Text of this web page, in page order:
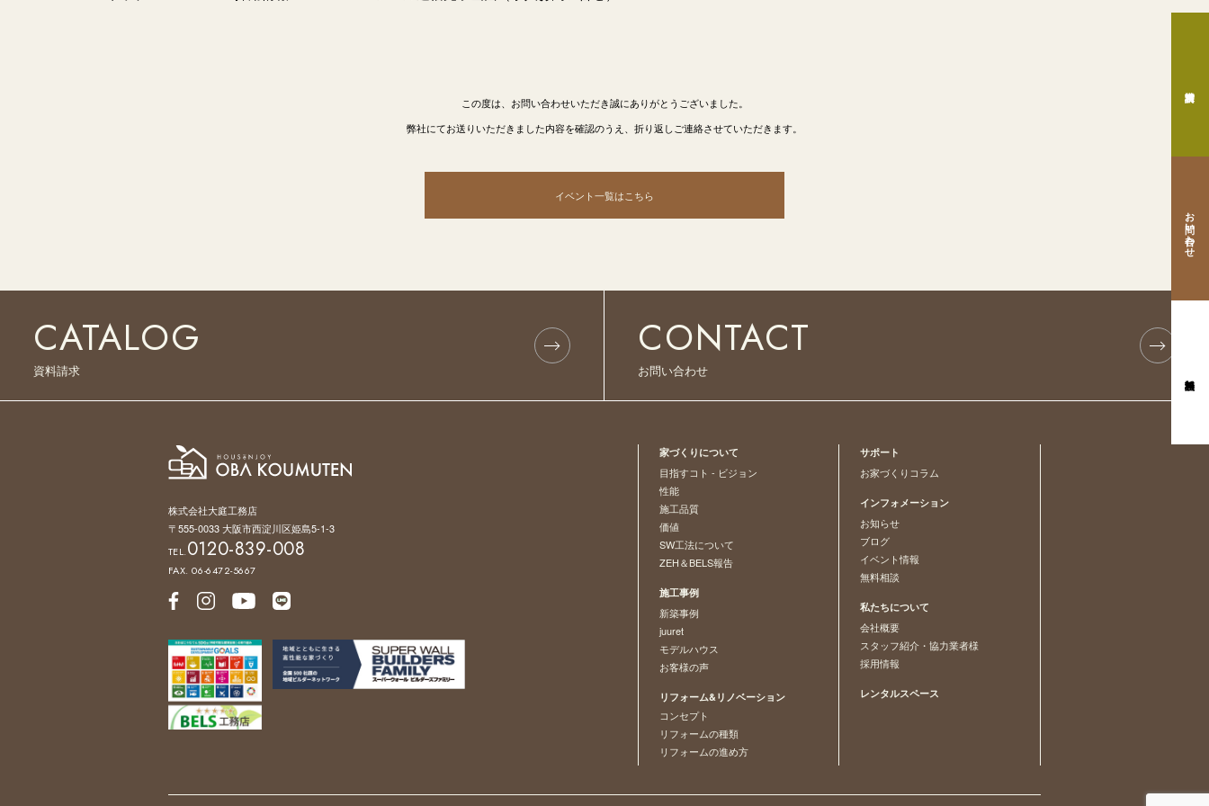
この度は、お問い合わせいただき誠にありがとうございました。
弊社にてお送りいただきました内容を確認のうえ、折り返しご連絡させていただきます。
イベント一覧はこちら
CATALOG
資料請求
CONTACT
お問い合わせ
株式会社大庭工務店
〒555-0033 大阪市西淀川区姫島5-1-3
TEL.0120-839-008
FAX. 06-6472-5667
家づくりについて
目指すコト - ビジョン
性能
施工品質
価値
SW工法について
ZEH＆BELS報告
施工事例
新築事例
juuret
モデルハウス
お客様の声
リフォーム&リノベーション
コンセプト
リフォームの種類
リフォームの進め方
サポート
お家づくりコラム
インフォメーション
お知らせ
ブログ
イベント情報
無料相談
私たちについて
会社概要
スタッフ紹介・協力業者様
採用情報
レンタルスペース
お問い合わせ